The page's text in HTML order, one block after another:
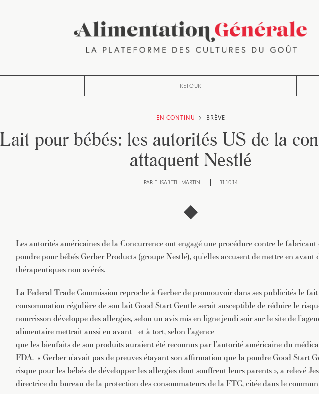
RETOUR
EN CONTINU BRÈVE
Lait pour bébés: les autorités US de la
attaquent Nestlé
PAR ELISABETH MARTIN 31.10.14
Les autorités américaines de la Concurrence ont engagé une procédure contre le
poudre pour bébés Gerber Products (groupe Nestlé), qu’elles accusent de mettre en avant
thérapeutiques non avérés.
La Federal Trade Commission reproche à Gerber de promouvoir dans ses publicités le
consommation régulière de son lait Good Start Gentle serait susceptible de réduire le
nourrisson développe des allergies, selon un avis mis en ligne jeudi soir sur le site de
alimentaire mettrait aussi en avant –et à tort, selon l’agence–
que les bienfaits de son produits auraient été reconnus par l’autorité américaine du
FDA. « Gerber n’avait pas de preuves étayant son affirmation que la poudre Good Start
risque pour les bébés de développer les allergies dont souffrent leurs parents », a relevé
directrice du bureau de la protection des consommateurs de la FTC, citée dans le